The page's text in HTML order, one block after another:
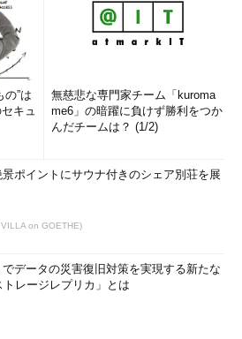
の”は
キュ
無慈悲な専門家チーム「kuroma
me6」の暗躍に負けず勝利をつか
んだチームは？ (1/2)
ポイントにサウナ付きのシェア別荘を展
VILLA on GOETHE)
データの災害復旧対策を実現する新たな
トレージレプリカ」とは